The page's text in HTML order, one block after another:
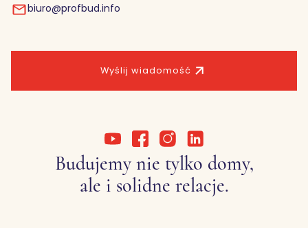
Wyślij wiadomość
biuro@profbud.info
Budujemy nie tylko domy,
ale i solidne relacje.